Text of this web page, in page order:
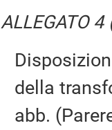
ALLEGATO
della
abb.